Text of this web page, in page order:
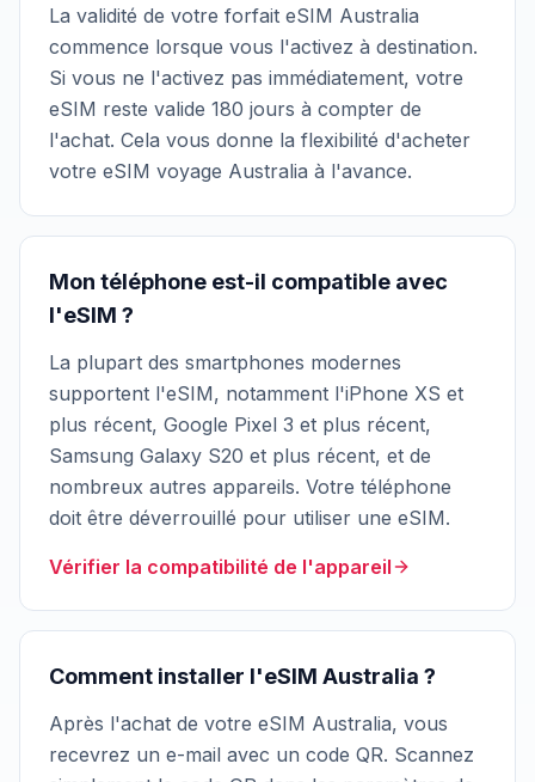
La validité de votre forfait eSIM Australia
commence lorsque vous l'activez à destination.
Si vous ne l'activez pas immédiatement, votre
eSIM reste valide 180 jours à compter de
l'achat. Cela vous donne la flexibilité d'acheter
votre eSIM voyage Australia à l'avance.
Mon téléphone est-il compatible avec
l'eSIM ?
La plupart des smartphones modernes
supportent l'eSIM, notamment l'iPhone XS et
plus récent, Google Pixel 3 et plus récent,
Samsung Galaxy S20 et plus récent, et de
nombreux autres appareils. Votre téléphone
doit être déverrouillé pour utiliser une eSIM.
Vérifier la compatibilité de l'appareil
Comment installer l'eSIM Australia ?
Après l'achat de votre eSIM Australia, vous
recevrez un e-mail avec un code QR. Scannez